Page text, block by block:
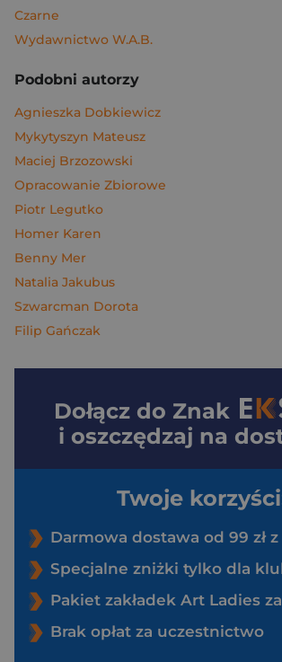
Czarne
Wydawnictwo W.A.B.
Podobni autorzy
Agnieszka Dobkiewicz
Mykytyszyn Mateusz
Maciej Brzozowski
Opracowanie Zbiorowe
Piotr Legutko
Homer Karen
Benny Mer
Natalia Jakubus
Szwarcman Dorota
Filip Gańczak
Dołącz do Znak
i oszczędzaj na
Twoje
Darmowa dostawa od 99 zł z
Specjalne zniżki tylko dla
Pakiet zakładek Art Ladies za
Brak opłat za uczestnictwo